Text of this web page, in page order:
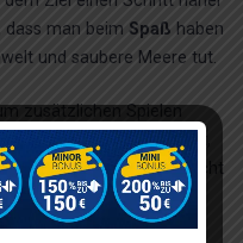
man beim Spaß haben
und saubere Meere tut.
zusätzlichen Spielen
unterwegs bist,
spielen. Du darfst dich nicht
mit mehr Einsatz auch
Nebeneffekt, aber